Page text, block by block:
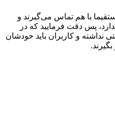
با هم تماس می‌گیرند و
پس دقت فرمایید که در
نداشته و کاربران باید خودشان